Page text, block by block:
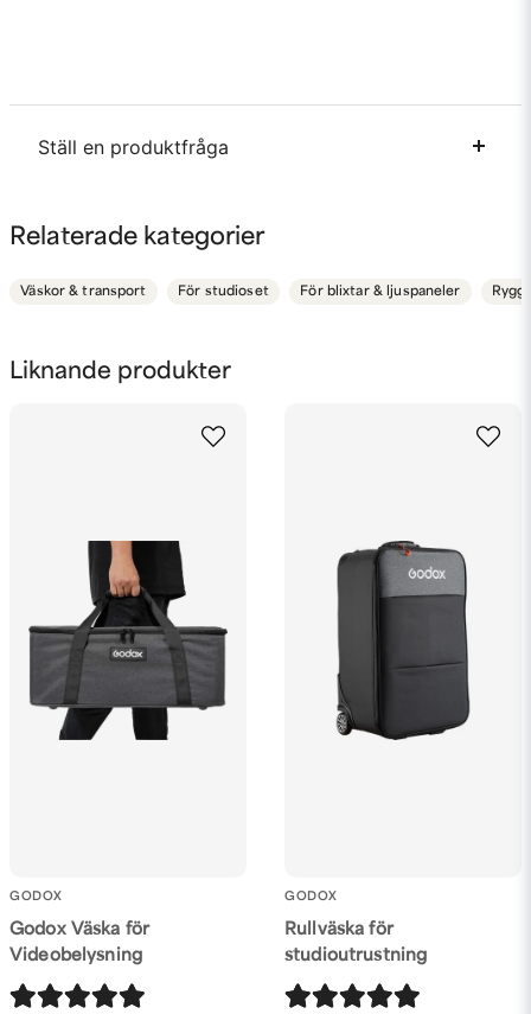
Liknande produkter
GODOX
Godox Väska för
Videobelysning
GODOX
Rullväska för
studioutrustning
Ställ en produktfråga
Fråga oss något om denna produkten...
Ja, ni får publicera min fråga
Relaterade kategorier
Väskor & transport För studioset För blixtar & ljuspaneler